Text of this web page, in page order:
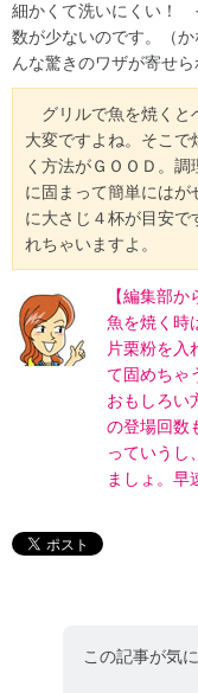
細かくて洗いにくい！
数が少ないのです。（
んな驚きのワザが寄せら
グリルで魚を焼くと
大変ですよね。そこで
く方法がＧＯＯＤ。
に固まって簡単にはが
に大さじ４杯が目安で
れちゃいますよ。
【編集部か
魚を焼く時
片栗粉を入
て固めちゃ
おもしろい
の登場回数
っていうし
ましょ。早
この記事が気